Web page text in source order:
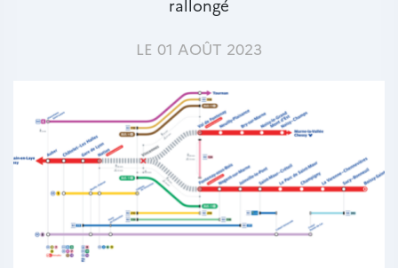
rallongé
LE 01 AOÛT 2023